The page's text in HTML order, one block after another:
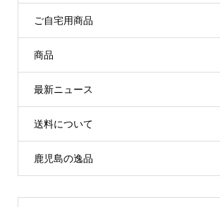
ご自宅用商品
商品
最新ニュース
送料について
鹿児島の逸品